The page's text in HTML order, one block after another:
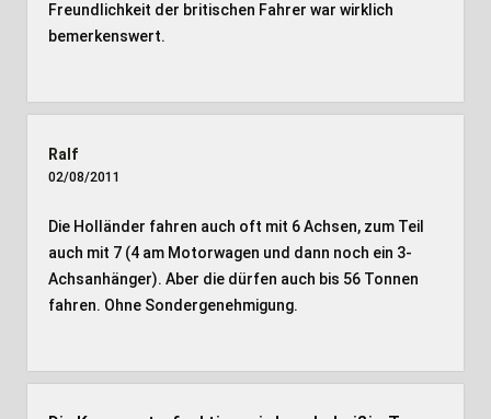
Freundlichkeit der britischen Fahrer war wirklich
bemerkenswert.
Ralf
02/08/2011
Die Holländer fahren auch oft mit 6 Achsen, zum Teil
auch mit 7 (4 am Motorwagen und dann noch ein 3-
Achsanhänger). Aber die dürfen auch bis 56 Tonnen
fahren. Ohne Sondergenehmigung.